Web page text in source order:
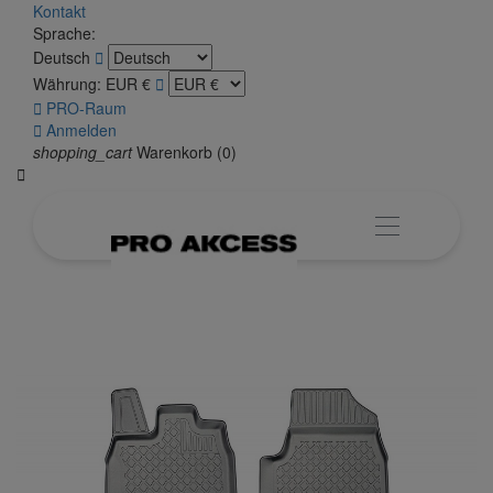
Kontakt
Sprache:
Deutsch 
Währung: EUR € 
 PRO-Raum
 Anmelden
shopping_cart Warenkorb (0)
